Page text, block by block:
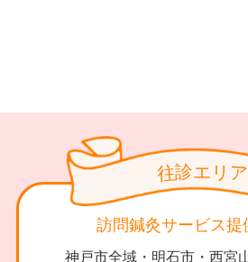
往診エ リ ア
訪問鍼灸サービス提
神戸市全域・明石市・西宮